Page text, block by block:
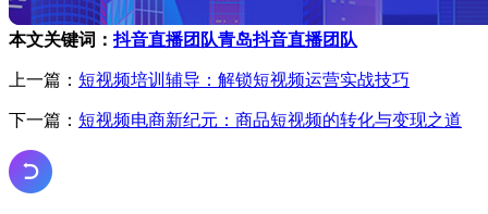
本文关键词：抖音直播团队青岛抖音直播团队
上一篇： 短视频培训辅导：解锁短视频运营实战技巧
下一篇： 短视频电商新纪元：商品短视频的转化与变现之道